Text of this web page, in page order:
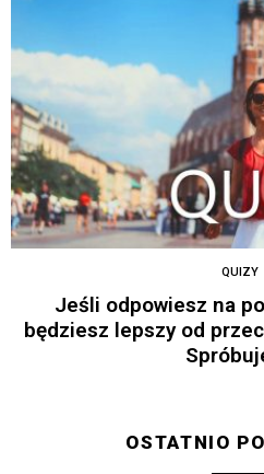
QUIZY
Jeśli odpowiesz na
będziesz lepszy od
OSTATNIO